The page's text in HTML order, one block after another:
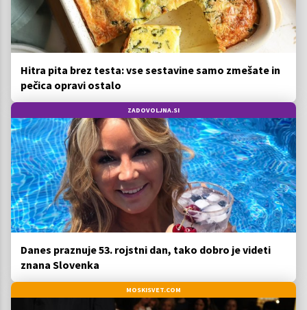
Hitra pita brez testa: vse sestavine samo zmešate in
pečica opravi ostalo
ZADOVOLJNA.SI
Danes praznuje 53. rojstni dan, tako dobro je videti
znana Slovenka
MOSKISVET.COM